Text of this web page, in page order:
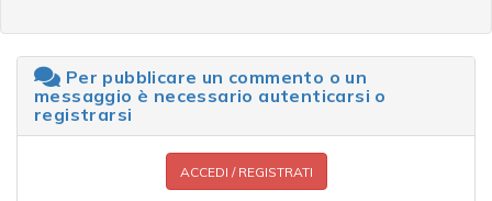
Per pubblicare un commento o un
messaggio è necessario autenticarsi o
registrarsi
ACCEDI / REGISTRATI